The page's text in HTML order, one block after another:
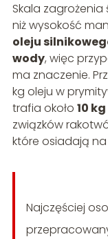
Skala
niż wysokość
oleju
wody, więc
ma znaczenie.
kg oleju w
trafia około 10
związków
które osiadają
Najczęściej